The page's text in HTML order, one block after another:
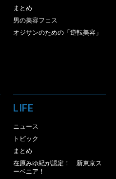
まとめ
男の美容フェス
オジサンのための「逆転美容」
LIFE
ニュース
トピック
まとめ
在原みゆ紀が認定！ 新東京ス
ーベニア！